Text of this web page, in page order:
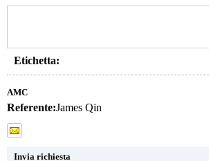
Etichetta:
AMC
Referente:James Qin
Invia richiesta